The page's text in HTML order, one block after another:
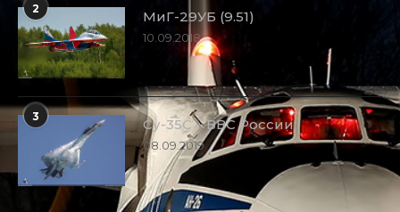
2
МиГ-29УБ (9.51)
10.09.2018
3
Су-35С – ВВС России
08.09.2019